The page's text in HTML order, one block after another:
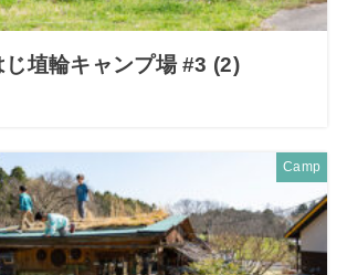
埴輪キャンプ場 #3 (2)
Camp